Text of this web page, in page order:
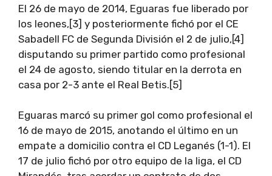
El 26 de mayo de 2014, Eguaras fue liberado por
los leones,[3] y posteriormente fichó por el CE
Sabadell FC de Segunda División el 2 de julio,[4]
disputando su primer partido como profesional
el 24 de agosto, siendo titular en la derrota en
casa por 2-3 ante el Real Betis.[5]
Eguaras marcó su primer gol como profesional el
16 de mayo de 2015, anotando el último en un
empate a domicilio contra el CD Leganés (1-1). El
17 de julio fichó por otro equipo de la liga, el CD